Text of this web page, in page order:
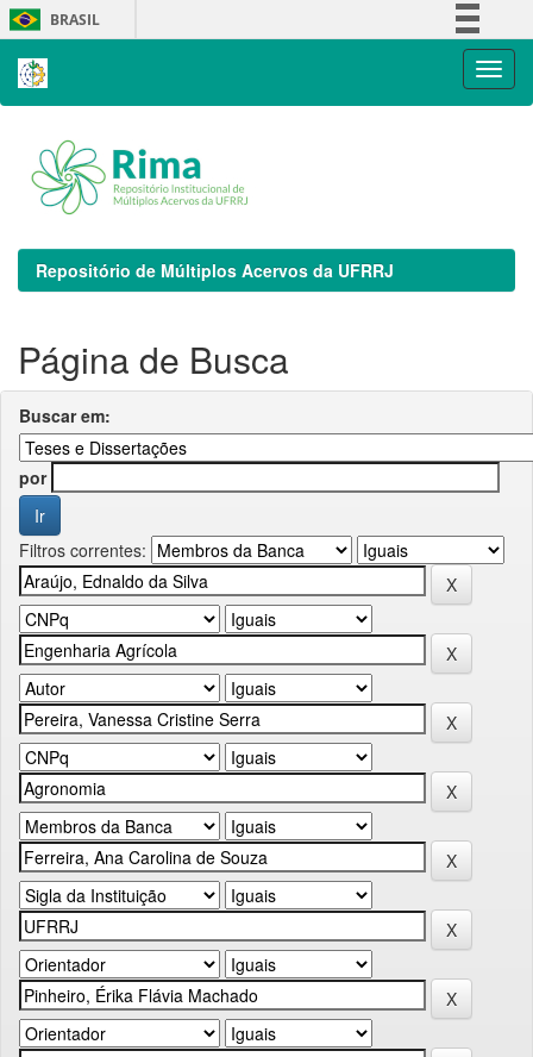
Skip
navigation
BRASIL
Repositório de Múltiplos Acervos da UFRRJ
Página de Busca
Buscar em:
por
Filtros correntes: